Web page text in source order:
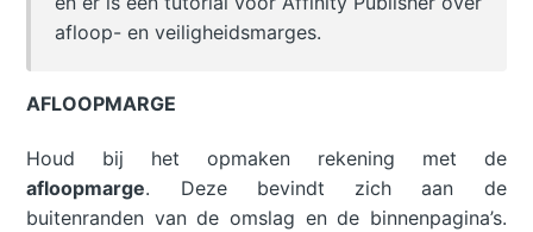
afloop- en veiligheidsmarges.
AFLOOPMARGE
Houd bij het opmaken rekening met de
afloopmarge. Deze bevindt zich aan de
buitenranden van de omslag en de binnenpagina’s.